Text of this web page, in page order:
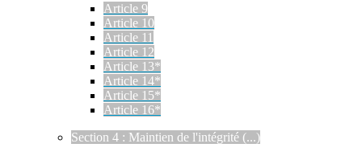
Article 9
Article 10
Article 11
Article 12
Article 13*
Article 14*
Article 15*
Article 16*
Section 4 : Maintien de l'intégrité (...)